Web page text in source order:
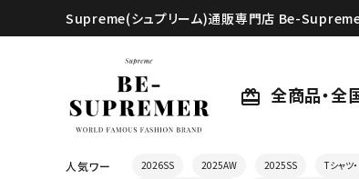
Supreme(シュプリーム)通販専門店 Be-
card_giftcard 全商品・全
人気ワー
2026SS 2025AW 2025SS Tシャツ